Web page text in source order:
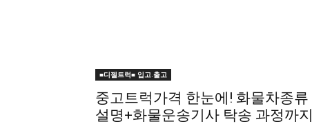
■디젤트럭■ 입고.출고
중고트럭가격 한눈에! 화물차종류
설명+화물운송기사 탁송 과정까지